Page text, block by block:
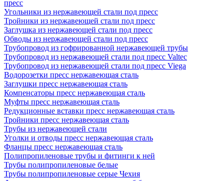
пресс
Угольники из нержавеющей стали под пресс
Тройники из нержавеющей стали под пресс
Заглушка из нержавеющей стали под пресс
Обводы из нержавеющей стали под пресс
Трубопровод из гофрированной нержавеющей трубы
Трубопровод из нержавеющей стали под пресс Valtec
Трубопровод из нержавеющей стали под пресс Viega
Водорозетки пресс нержавеющая сталь
Заглушки пресс нержавеющая сталь
Компенсаторы пресс нержавеющая сталь
Муфты пресс нержавеющая сталь
Редукционные вставки пресс нержавеющая сталь
Тройники пресс нержавеющая сталь
Трубы из нержавеющей стали
Уголки и отводы пресс нержавеющая сталь
Фланцы пресс нержавеющая сталь
Полипропиленовые трубы и фитинги к ней
Трубы полипропиленовые белые
Трубы полипропиленовые серые Чехия